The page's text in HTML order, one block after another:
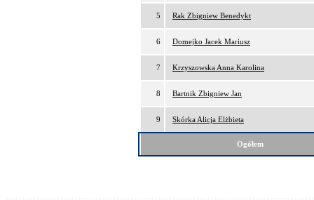
5 Rak Zbigniew Benedykt
6 Domejko Jacek Mariusz
7 Krzyszowska Anna Karolina
8 Bartnik Zbigniew Jan
9 Skórka Alicja Elżbieta
Ogółem